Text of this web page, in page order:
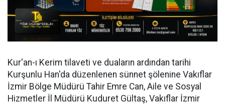
Kur'an-ı Kerim tilaveti ve duaların ardından tarihi
Kurşunlu Han'da düzenlenen sünnet şölenine Vakıflar
İzmir Bölge Müdürü Tahir Emre Can, Aile ve Sosyal
Hizmetler İl Müdürü Kuduret Gültaş, Vakıflar İzmir